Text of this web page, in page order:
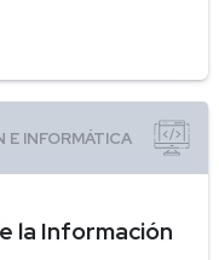
la Información